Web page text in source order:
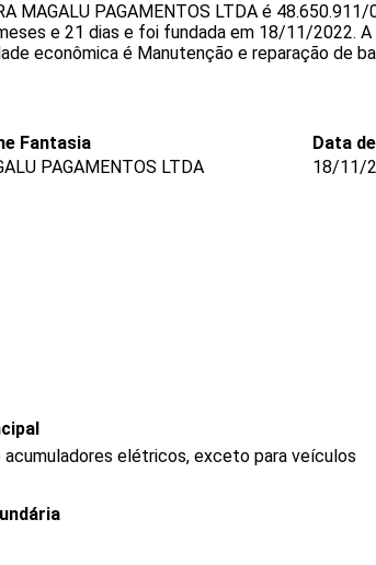
MAGALU PAGAMENTOS LTDA é 48.650.911/
e 21 dias e foi fundada em 18/11/2022. A
econômica é Manutenção e reparação de
Fantasia
PAGAMENTOS LTDA
Data
18/11/
elétricos, exceto para veículos